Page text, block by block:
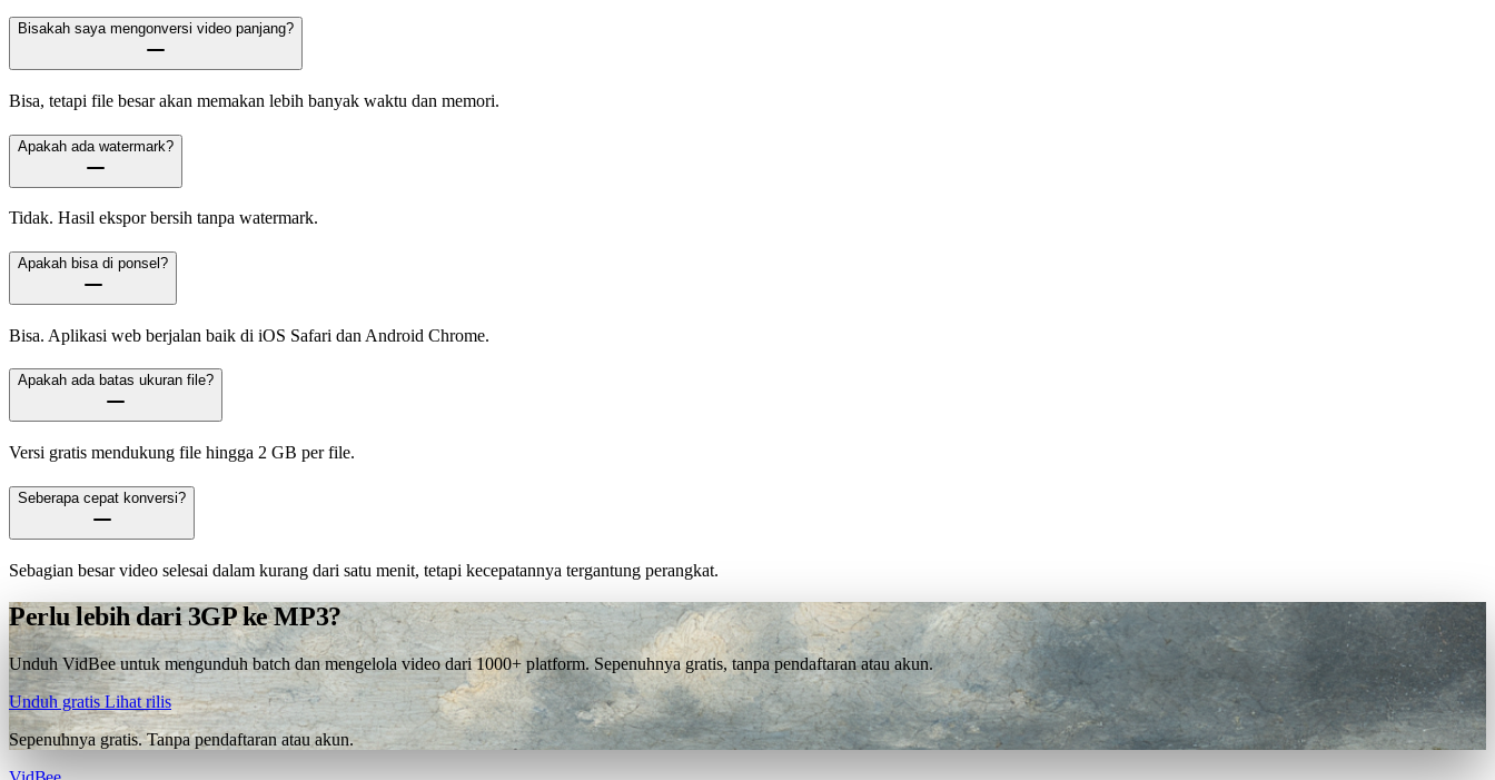
Bisakah saya mengonversi video panjang?
Bisa, tetapi file besar akan memakan lebih banyak waktu dan memori.
Apakah ada watermark?
Tidak. Hasil ekspor bersih tanpa watermark.
Apakah bisa di ponsel?
Bisa. Aplikasi web berjalan baik di iOS Safari dan Android Chrome.
Apakah ada batas ukuran file?
Versi gratis mendukung file hingga 2 GB per file.
Seberapa cepat konversi?
Sebagian besar video selesai dalam kurang dari satu menit, tetapi kecepatannya tergantung perangkat.
Perlu lebih dari 3GP ke MP3?
Unduh VidBee untuk mengunduh batch dan mengelola video dari 1000+ platform. Sepenuhnya gratis, tanpa pendaftaran atau akun.
Unduh gratis Lihat rilis
Sepenuhnya gratis. Tanpa pendaftaran atau akun.